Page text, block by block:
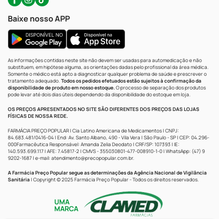
Baixe nosso APP
As informações contidas neste site não devem ser usadas para automedicação e não
substituem, em hipótese alguma, as orientações dadas pelo profissional da área médica.
Somente o médico está apto a diagnosticar qualquer problema de saúde e prescrever o
tratamento adequado. Todos os pedidos efetuados estão sujeitos à confirmação da
disponibilidade de produto em nosso estoque.O processo de separação dos produtos
pode levar até dois dias úteis dependendo da disponibilidade do estoque em loja.
OS PREÇOS APRESENTADOS NO SITE SÃO DIFERENTES DOS PREÇOS DAS LOJAS
FÍSICAS DE NOSSA REDE.
FARMÁCIA PREÇO POPULAR | Cia Latino Americana de Medicamentos | CNPJ:
84.683.481/0416-04 | End: Av. Santo Albano, 490 - Vila Vera | São Paulo - SP | CEP: 04.296-
000Farmacêutica Responsável: Amanda Zelia Deodato | CRF/SP: 107393 | IE:
140.593.699.117 | AFE: 7.45817-2 | CMVS - 355030801-477-008910-1-0 | WhatsApp: (47) 9
9202-1687 | e-mail: atendimento@precopopular.com.br.
A Farmácia Preço Popular segue as determinações da Agência Nacional de Vigilância
Sanitária | Copyright © 2025 Farmácia Preço Popular - Todos os direitos reservados.
UMA
MARCA